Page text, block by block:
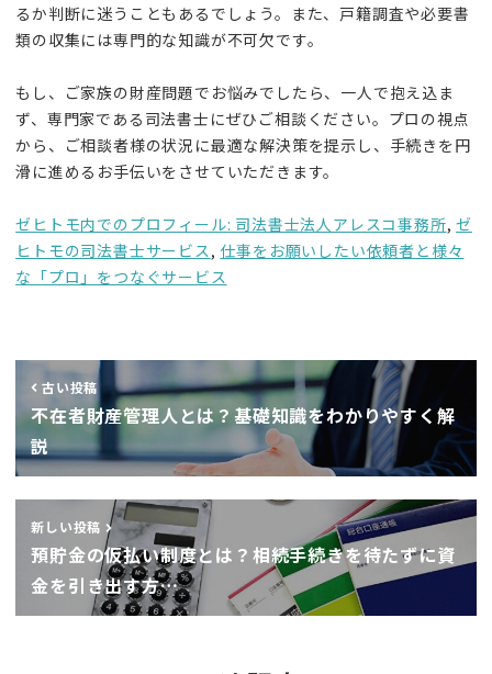
るか判断に迷うこともあるでしょう。また、戸籍調査や必要書
類の収集には専門的な知識が不可欠です。
もし、ご家族の財産問題でお悩みでしたら、一人で抱え込ま
ず、専門家である司法書士にぜひご相談ください。プロの視点
から、ご相談者様の状況に最適な解決策を提示し、手続きを円
滑に進めるお手伝いをさせていただきます。
ゼヒトモ内でのプロフィール: 司法書士法人アレスコ事務所,ゼ
ヒトモの司法書士サービス , 仕事をお願いしたい依頼者と様々
な「プロ」をつなぐサービス
古い投稿
不在者財産管理人とは？基礎知識をわかりやすく解
説
新しい投稿
預貯金の仮払い制度とは？相続手続きを待たずに資
金を引き出す方…